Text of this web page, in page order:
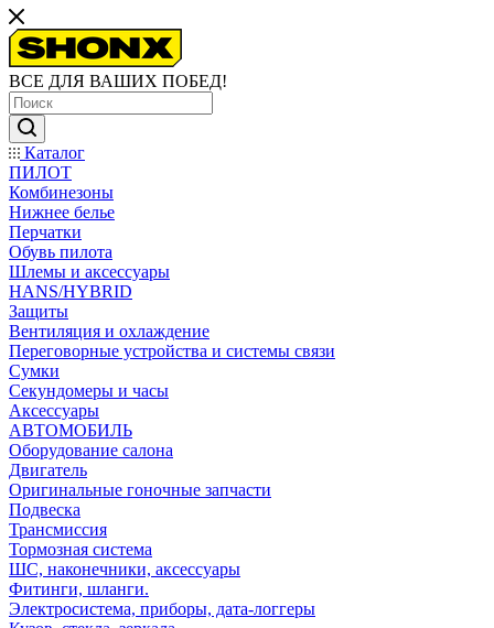
ВСЕ ДЛЯ ВАШИХ ПОБЕД!
Каталог
ПИЛОТ
Комбинезоны
Нижнее белье
Перчатки
Обувь пилота
Шлемы и аксессуары
HANS/HYBRID
Защиты
Вентиляция и охлаждение
Переговорные устройства и системы связи
Сумки
Секундомеры и часы
Аксессуары
АВТОМОБИЛЬ
Оборудование салона
Двигатель
Оригинальные гоночные запчасти
Подвеска
Трансмиссия
Тормозная система
ШС, наконечники, аксессуары
Фитинги, шланги.
Электросистема, приборы, дата-логгеры